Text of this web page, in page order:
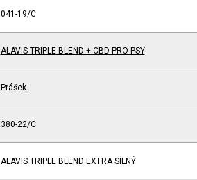
041-19/C
ALAVIS TRIPLE BLEND + CBD PRO PSY
Prášek
380-22/C
ALAVIS TRIPLE BLEND EXTRA SILNÝ